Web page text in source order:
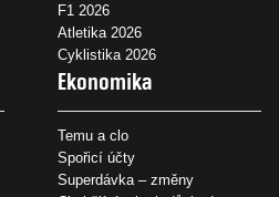
F1 2026
Atletika 2026
Cyklistika 2026
Ekonomika
Temu a clo
Spořicí účty
Superdávka – změny